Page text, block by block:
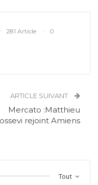
281 Article
0
ARTICLE SUIVANT
Mercato :Matthieu
rejoint Amiens
Tout